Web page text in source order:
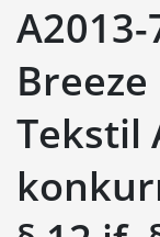
A2013-
Breeze
Tekstil